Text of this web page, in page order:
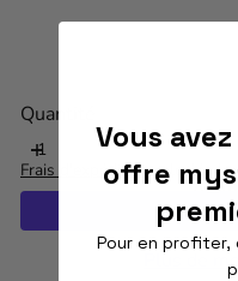
Quantité
Frais d'expéditioncalculés
Plus de
Vous
offre
Pour en profiter,